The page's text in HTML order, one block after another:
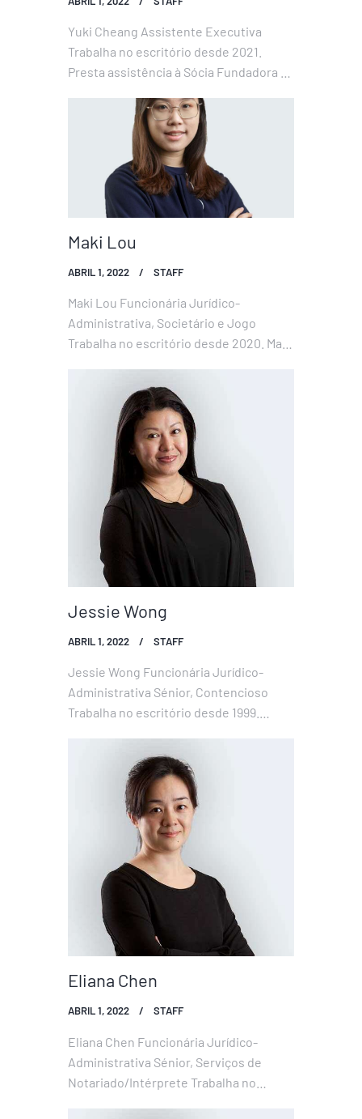
Yuki Cheang Assistente Executiva
Trabalha no escritório desde 2021.
Presta assistência à Sócia Fundadora e
assuntos que necessários ou
convenientes para que possam prestar
a melhor assistência aos nossos
clientes. Experiência Profissional 2021
Maki Lou
ABRIL 1, 2022 STAFF
Maki Lou Funcionária Jurídico-
Administrativa, Societário e Jogo
Trabalha no escritório desde 2020. Maki
fornecendo-lhes apoio administrativo
em relação a questões societárias e de
jogos. Este apoio é fundamental para
que os advogados disponham de
Jessie Wong
ABRIL 1, 2022 STAFF
Jessie Wong Funcionária Jurídico-
Administrativa Sénior, Contencioso
Trabalha no escritório desde 1999.
os processos judiciais. O seu apoio é
fundamental para que os advogados
não perdem um prazo e estejam sempre
a par dos processos…
Eliana Chen
ABRIL 1, 2022 STAFF
Eliana Chen Funcionária Jurídico-
Administrativa Sénior, Serviços de
Notariado/Intérprete Trabalha no